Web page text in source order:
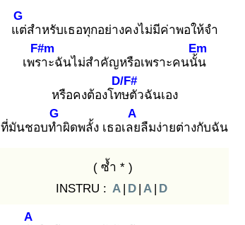
แต่
G
สำหรับเธอทุกอย่างคงไม่มีค่าพอให้จำ
เพรา
F#m
ะฉันไม่สำคัญหรือเพราะคนนั้น
Em
หรือคงต้องโทษ
D/F#
ตัวฉันเอง
ที่มันชอบทำ
G
ผิดพลั้ง เธอเลย
A
ลืมง่ายต่างกับฉัน
( ซ้ำ * )
INSTRU : A | D | A | D
A